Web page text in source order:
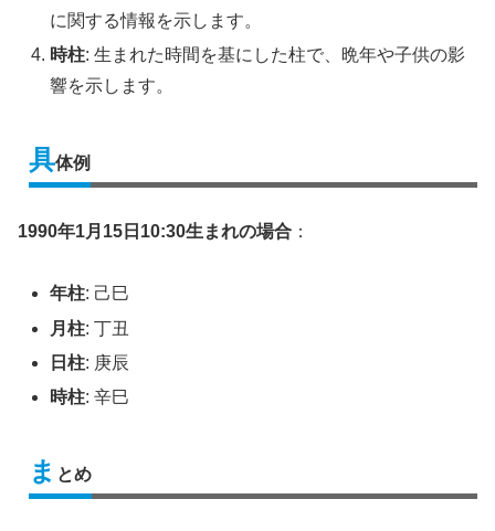
に関する情報を示します。
時柱: 生まれた時間を基にした柱で、晩年や子供の影
響を示します。
具体例
1990年1月15日10:30生まれの場合 ：
年柱: 己巳
月柱: 丁丑
日柱: 庚辰
時柱: 辛巳
ま とめ